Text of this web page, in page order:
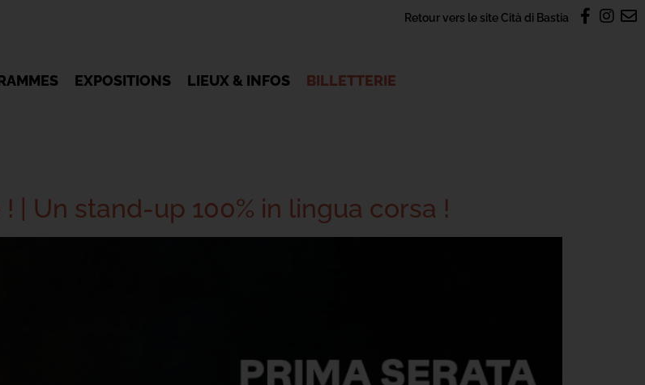
Retour vers le site Cità di Bastia
EXPOSITIONS LIEUX & INFOS BILLETTERIE
| Un stand-up 100% in lingua corsa !